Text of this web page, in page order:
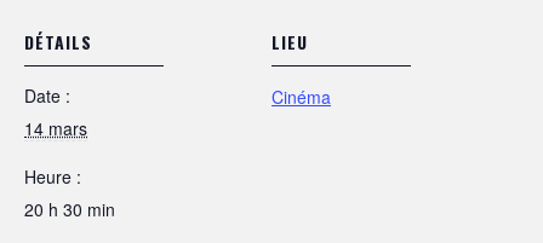
DÉTAILS
Date :
14 mars
Heure :
20 h 30 min
LIEU
Cinéma